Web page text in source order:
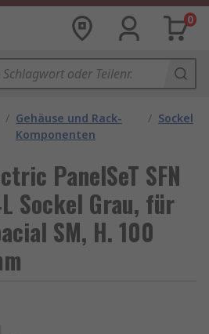
0
/ Gehäuse und Rack-
Komponenten
/ Sockel
PanelSeT SFN
Sockel Grau, für
SM, H. 100